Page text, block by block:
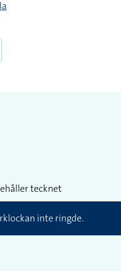
tecknet
inte ringde.